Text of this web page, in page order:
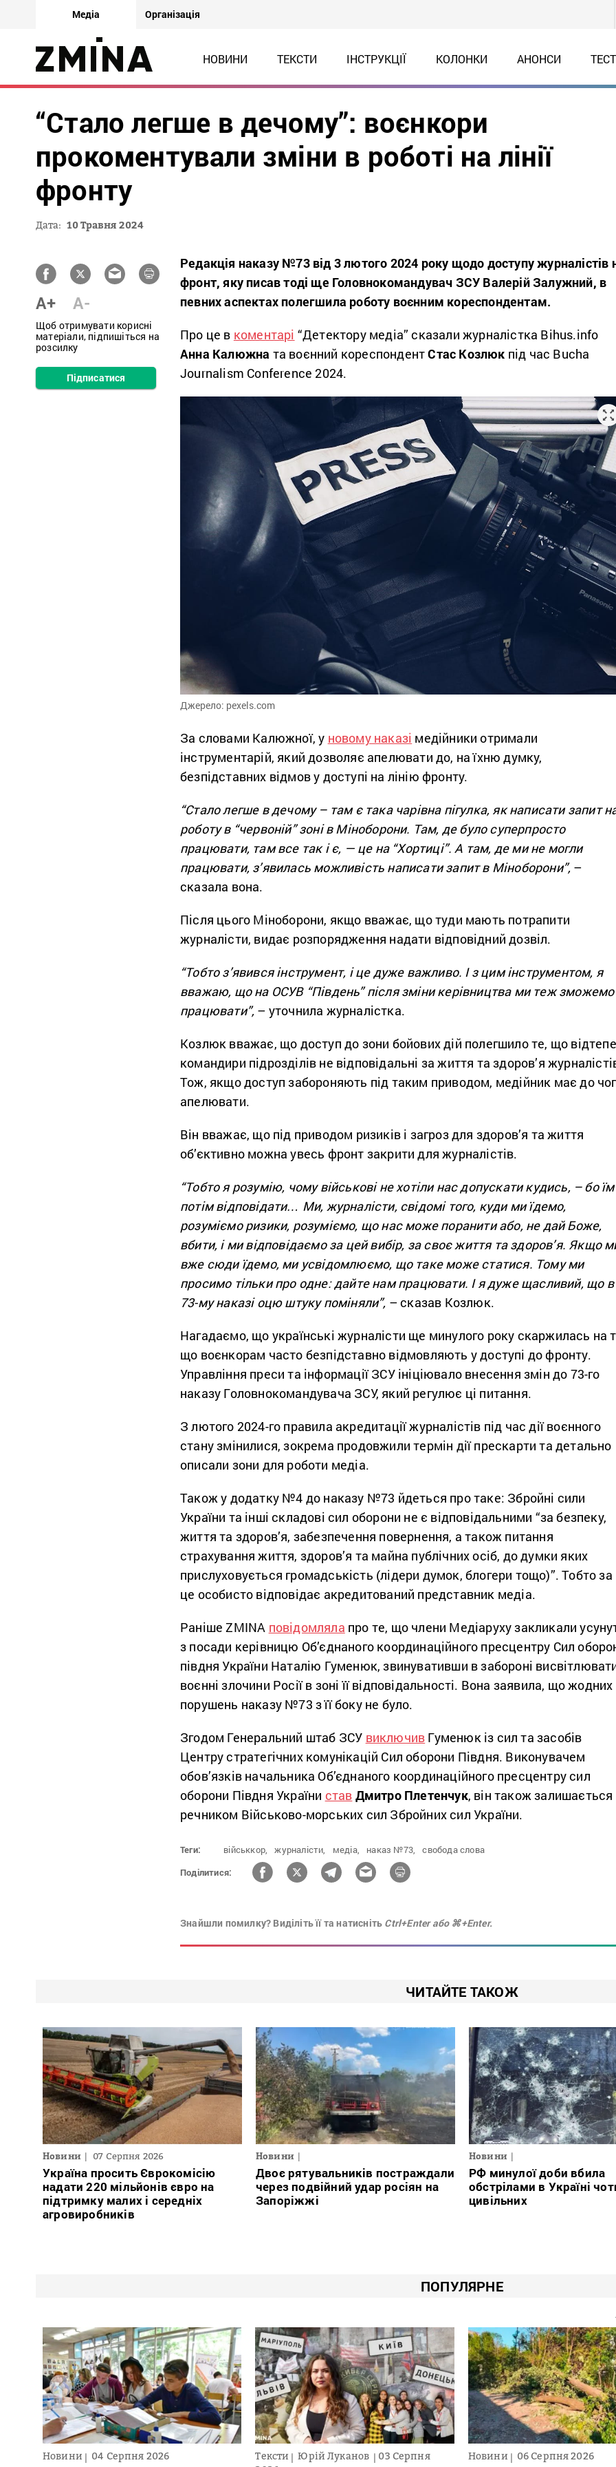
Медіа Організація
НОВИНИ ТЕКСТИ ІНСТРУКЦІЇ КОЛОНКИ АНОНСИ
“Стало легше в дечому”: воєнкори
прокоментували зміни в роботі на лінії
фронту
Дата: 10 Травня 2024
A+ A-
Щоб отримувати корисні
матеріали, підпишіться на
розсилку
Підписатися
Редакція наказу №73 від 3 лютого 2024 року щодо доступу журналістів
фронт, яку писав тоді ще Головнокомандувач ЗСУ Валерій Залужний, в
певних аспектах полегшила роботу воєнним кореспондентам.
Про це в коментарі “Детектору медіа” сказали журналістка Bihus.info
Анна Калюжна та воєнний кореспондентСтас Козлюк під час Bucha
Journalism Conference 2024.
Джерело: pexels.com
За словами Калюжної, у новому наказі медійники отримали
інструментарій, який дозволяє апелювати до, на їхню думку,
безпідставних відмов у доступі на лінію фронту.
“Стало легше в дечому – там є така чарівна пігулка, як написати запит
роботу в “червоній” зоні в Міноборони. Там, де було суперпросто
працювати, там все так і є, — це на “Хортиці”. А там, де ми не могли
працювати, з’явилась можливість написати запит в Міноборони”, –
сказала вона.
Після цього Міноборони, якщо вважає, що туди мають потрапити
журналісти, видає розпорядження надати відповідний дозвіл.
“Тобто з’явився інструмент, і це дуже важливо. І з цим інструментом, я
вважаю, що на ОСУВ “Південь” після зміни керівництва ми теж зможемо
працювати”, – уточнила журналістка.
Козлюк вважає, що доступ до зони бойових дій полегшило те, що
командири підрозділів не відповідальні за життя та здоров’я
Тож, якщо доступ забороняють під таким приводом, медійник має до
апелювати.
Він вважає, що під приводом ризиків і загроз для здоров’я та життя
об’єктивно можна увесь фронт закрити для журналістів.
“Тобто я розумію, чому військові не хотіли нас допускати кудись, – бо їм
потім відповідати… Ми, журналісти, свідомі того, куди ми їдемо,
розуміємо ризики, розуміємо, що нас може поранити або, не дай Боже,
вбити, і ми відповідаємо за цей вибір, за своє життя та здоров’я. Якщо
вже сюди їдемо, ми усвідомлюємо, що таке може статися. Тому ми
просимо тільки про одне: дайте нам працювати. І я дуже щасливий, що в
73-му наказі оцю штуку поміняли”, – сказав Козлюк.
Нагадаємо, що українські журналісти ще минулого року скаржилась на
що воєнкорам часто безпідставно відмовляють у доступі до фронту.
Управління преси та інформації ЗСУ ініціювало внесення змін до 73-го
наказу Головнокомандувача ЗСУ, який регулює ці питання.
З лютого 2024-го правила акредитації журналістів під час дії воєнного
стану змінилися, зокрема продовжили термін дії прескарти та детально
описали зони для роботи медіа.
Також у додатку №4 до наказу №73 йдеться про таке: Збройні сили
України та інші складові сил оборони не є відповідальними “за безпеку,
життя та здоров’я, забезпечення повернення, а також питання
страхування життя, здоров’я та майна публічних осіб, до думки яких
прислуховується громадськість (лідери думок, блогери тощо)”. Тобто за
це особисто відповідає акредитований представник медіа.
Раніше ZMINA повідомляла про те, що члени Медіаруху закликали
з посади керівницю Об’єднаного координаційного пресцентру Сил
півдня України Наталію Гуменюк, звинувативши в забороні
воєнні злочини Росії в зоні її відповідальності. Вона заявила, що жодних
порушень наказу №73 з її боку не було.
Згодом Генеральний штаб ЗСУ виключив Гуменюк із сил та засобів
Центру стратегічних комунікацій Сил оборони Півдня. Виконувачем
обов’язків начальника Об’єднаного координаційного пресцентру сил
оборони Півдня України став Дмитро Плетенчук, він також залишається
речником Військово-морських сил Збройних сил України.
Теги: військкор, журналісти, медіа, наказ №73,
свобода слова
Поділитися:
Знайшли помилку? Виділіть її та натисніть Ctrl+Enter або ⌘+Enter.
ЧИТАЙТЕ ТАКОЖ
Новини 07 Серпня 2026
Україна просить Єврокомісію
надати 220 мільйонів євро на
підтримку малих і середніх
агровиробників
Новини
Двоє рятувальників постраждали
через подвійний удар росіян на
Запоріжжі
Новини
РФ минулої доби вбила
обстрілами в Україні
цивільних
ПОПУЛЯРНЕ
Новини 04 Серпня 2026 Тексти Юрій Луканов
03 Серпня
Новини 06 Серпня 2026